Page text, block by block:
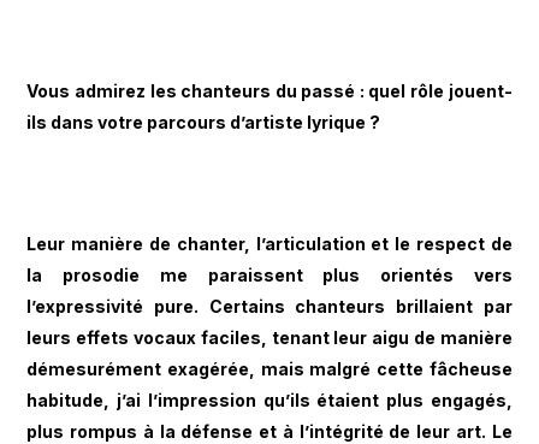
Vous admirez les chanteurs du passé : quel rôle jouent-
ils dans votre parcours d’artiste lyrique ?
Leur manière de chanter, l’articulation et le respect de
la prosodie me paraissent plus orientés vers
l’expressivité pure. Certains chanteurs brillaient par
leurs effets vocaux faciles, tenant leur aigu de manière
démesurément exagérée, mais malgré cette fâcheuse
habitude, j’ai l’impression qu’ils étaient plus engagés,
plus rompus à la défense et à l’intégrité de leur art. Le